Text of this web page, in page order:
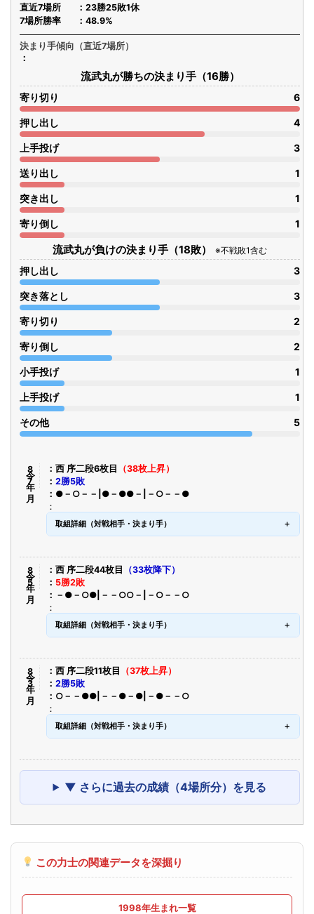
直近7場所
23勝25敗1休
7場所勝率
48.9%
決まり手傾向（直近7場所）
流武丸が勝ちの決まり手（16勝）
寄り切り 6
押し出し 4
上手投げ 3
送り出し 1
突き出し 1
寄り倒し 1
流武丸が負けの決まり手（18敗） ※不戦敗1含む
押し出し 3
突き落とし 3
寄り切り 2
寄り倒し 2
小手投げ 1
上手投げ 1
その他 5
令8年7月 西 序二段6枚目
（38枚上昇）
2勝5敗
●－○－－|●－●●－|－○－－●
取組詳細（対戦相手・決まり手）
令8年5月 西 序二段44枚目
（33枚降下）
5勝2敗
－●－○●|－－○○－|－○－－○
取組詳細（対戦相手・決まり手）
令8年3月 西 序二段11枚目
（37枚上昇）
2勝5敗
○－－●●|－－●－●|－●－－○
取組詳細（対戦相手・決まり手）
▼ さらに過去の成績（4場所分）を見る
この力士の関連データを深掘り
1998年生まれ一覧